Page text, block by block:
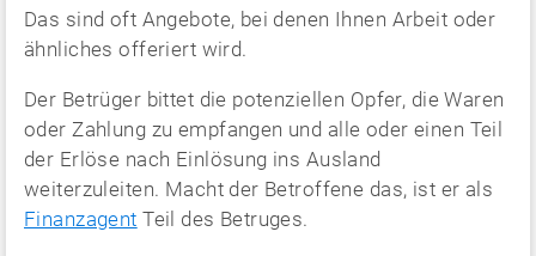
Das sind oft Angebote, bei denen Ihnen Arbeit oder
ähnliches offeriert wird.
Der Betrüger bittet die potenziellen Opfer, die Waren
oder Zahlung zu empfangen und alle oder einen Teil
der Erlöse nach Einlösung ins Ausland
weiterzuleiten. Macht der Betroffene das, ist er als
Finanzagent Teil des Betruges.